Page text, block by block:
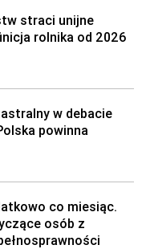
straci unijne
rolnika od 2026
w debacie
powinna
co miesiąc.
osób z